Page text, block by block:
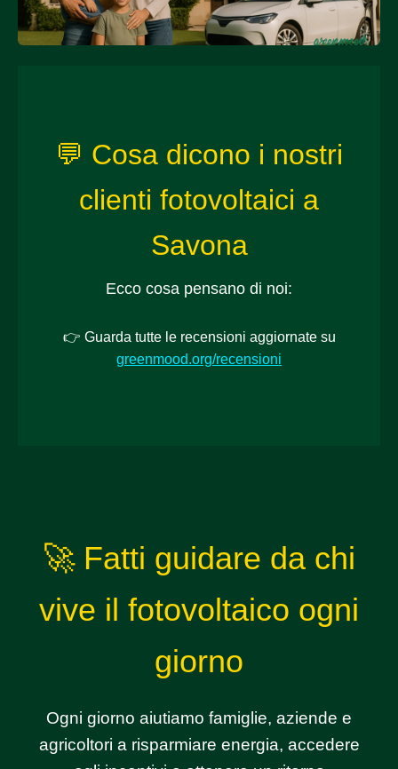
💬 Cosa dicono i nostri
clienti fotovoltaici a
Savona
Ecco cosa pensano di noi:
👉 Guarda tutte le recensioni aggiornate su
greenmood.org/recensioni
🚀 Fatti guidare da chi
vive il fotovoltaico ogni
giorno
Ogni giorno aiutiamo famiglie, aziende e
agricoltori a risparmiare energia, accedere